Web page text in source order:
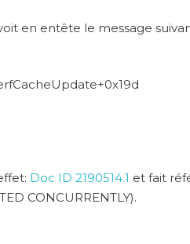
en entête le message
Doc ID 2190514.1 et fait
CONCURRENTLY).